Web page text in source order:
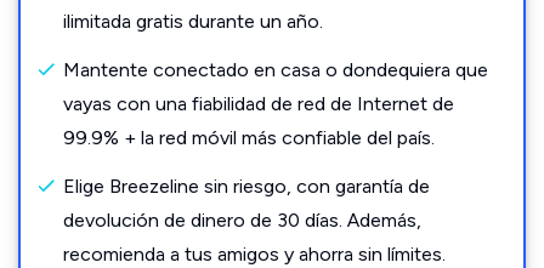
ilimitada gratis durante un año.
Mantente conectado en casa o dondequiera que
vayas con una fiabilidad de red de Internet de
99.9% + la red móvil más confiable del país.
Elige Breezeline sin riesgo, con garantía de
devolución de dinero de 30 días. Además,
recomienda a tus amigos y ahorra sin límites.